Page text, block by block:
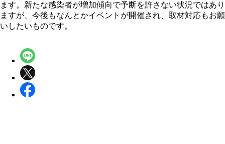
ます。新たな感染者が増加傾向で予断を許さない状況ではあり
ますが、今後もなんとかイベントが開催され、取材対応もお願
いしたいものです。